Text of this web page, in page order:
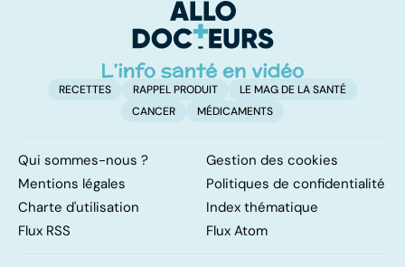
RECETTES RAPPEL PRODUIT
LE MAG DE LA SANTÉ
CANCER
MÉDICAMENTS
Qui sommes-nous ?
Gestion des cookies
Mentions légales
Politiques de confidentialité
Charte d'utilisation
Index thématique
Flux RSS
Flux Atom